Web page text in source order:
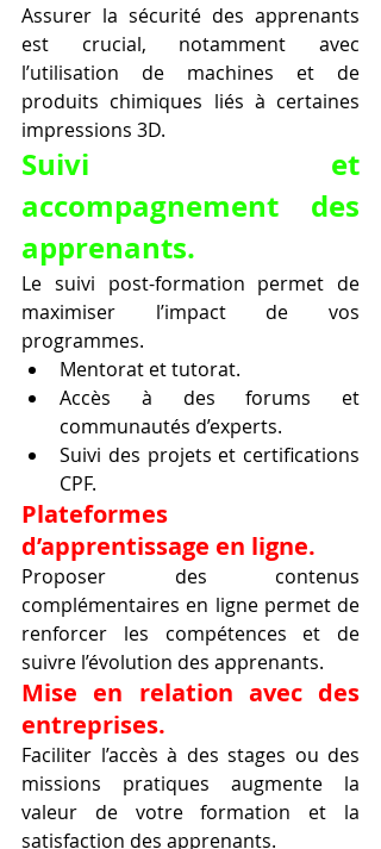
Assurer la sécurité des apprenants
est crucial, notamment avec
l’utilisation de machines et de
produits chimiques liés à certaines
impressions 3D.
Suivi et
accompagnement des
apprenants.
Le suivi post-formation permet de
maximiser l’impact de vos
programmes.
Mentorat et tutorat.
Accès à des forums et
communautés d’experts.
Suivi des projets et certifications
CPF.
Plateformes
d’apprentissage en ligne.
Proposer des contenus
complémentaires en ligne permet de
renforcer les compétences et de
suivre l’évolution des apprenants.
Mise en relation avec des
entreprises.
Faciliter l’accès à des stages ou des
missions pratiques augmente la
valeur de votre formation et la
satisfaction des apprenants.